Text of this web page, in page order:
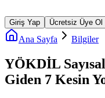
Giriş Yap Ücretsiz Üye Ol
Ana Sayfa Bilgiler
YÖKDİL
Giden 7 Kesin